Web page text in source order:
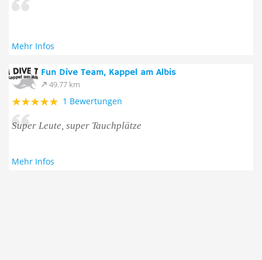
Mehr Infos
Fun Dive Team, Kappel am Albis
49.77 km
1 Bewertungen
Super Leute, super Tauchplätze
Mehr Infos